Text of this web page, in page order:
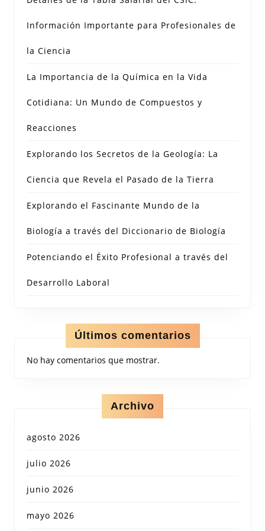
Información Importante para Profesionales de
la Ciencia
La Importancia de la Química en la Vida
Cotidiana: Un Mundo de Compuestos y
Reacciones
Explorando los Secretos de la Geología: La
Ciencia que Revela el Pasado de la Tierra
Explorando el Fascinante Mundo de la
Biología a través del Diccionario de Biología
Potenciando el Éxito Profesional a través del
Desarrollo Laboral
Últimos comentarios
No hay comentarios que mostrar.
Archivo
agosto 2026
julio 2026
junio 2026
mayo 2026